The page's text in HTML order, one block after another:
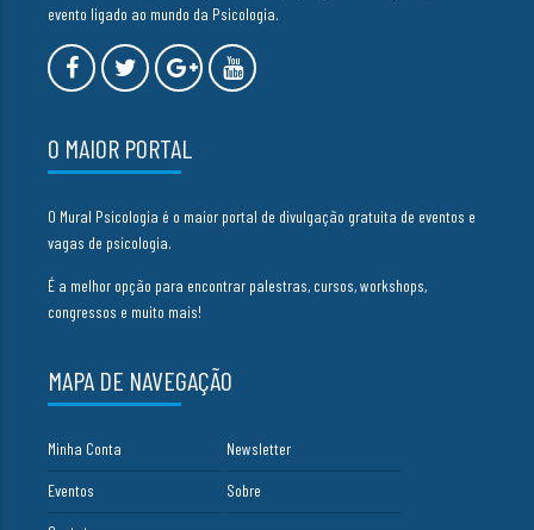
evento ligado ao mundo da Psicologia.
O MAIOR PORTAL
O Mural Psicologia é o maior portal de divulgação gratuita de eventos e
vagas de psicologia.
É a melhor opção para encontrar palestras, cursos, workshops,
congressos e muito mais!
MAPA DE NAVEGAÇÃO
Minha Conta Newsletter
Eventos Sobre